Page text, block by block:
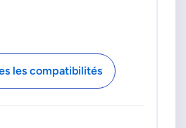
les compatibilités